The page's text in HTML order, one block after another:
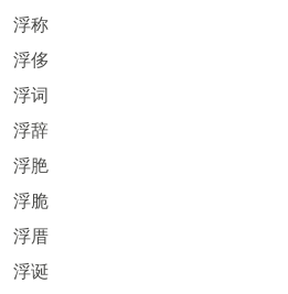
浮称
浮侈
浮词
浮辞
浮脃
浮脆
浮厝
浮诞